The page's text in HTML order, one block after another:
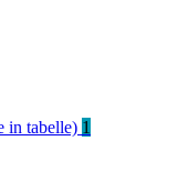
in tabelle) 1